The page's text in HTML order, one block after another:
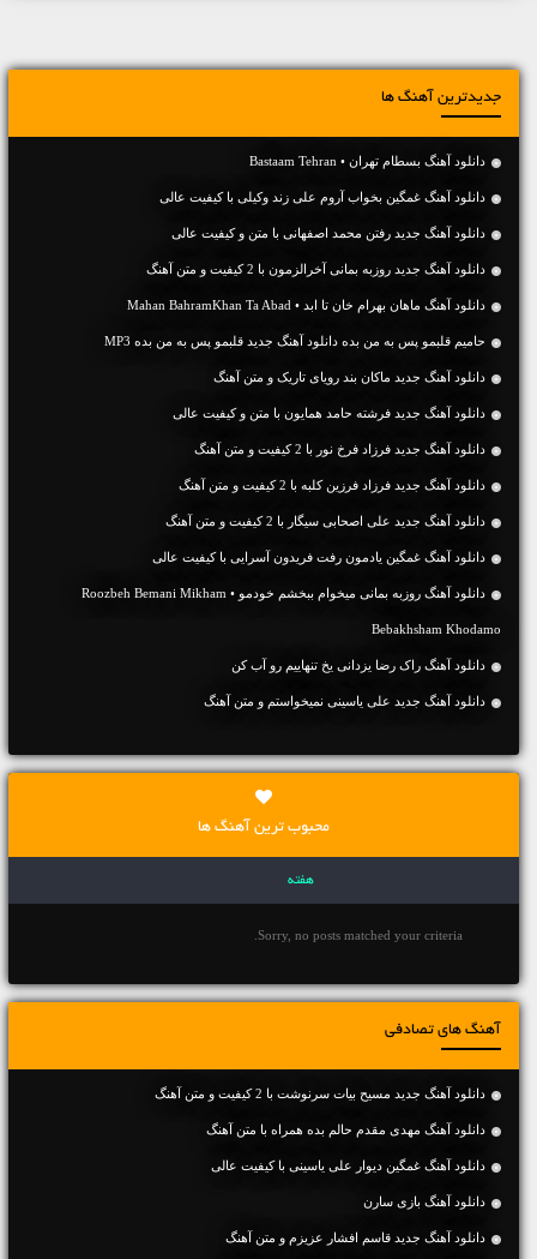
جدیدترین آهنگ ها
دانلود آهنگ بسطام تهران • Bastaam Tehran
دانلود آهنگ غمگین بخواب آروم علی زند وکیلی با کیفیت عالی
دانلود آهنگ جديد رفتن محمد اصفهانی با متن و کیفیت عالی
دانلود آهنگ جديد روزبه بمانی آخرالزمون با 2 کیفیت و متن آهنگ
دانلود آهنگ ماهان بهرام خان تا ابد • Mahan BahramKhan Ta Abad
حامیم قلبمو پس به من بده دانلود آهنگ جدید قلبمو پس به من بده MP3
دانلود آهنگ جديد ماکان بند رویای تاریک و متن آهنگ
دانلود آهنگ جديد فرشته حامد همایون با متن و کیفیت عالی
دانلود آهنگ جديد فرزاد فرخ نور با 2 کیفیت و متن آهنگ
دانلود آهنگ جديد فرزاد فرزین کلبه با 2 کیفیت و متن آهنگ
دانلود آهنگ جديد علی اصحابی سیگار با 2 کیفیت و متن آهنگ
دانلود آهنگ غمگین یادمون رفت فریدون آسرایی با کیفیت عالی
دانلود آهنگ روزبه بمانی میخوام ببخشم خودمو • Roozbeh Bemani Mikham
Bebakhsham Khodamo
دانلود آهنگ راک رضا یزدانی یخ تنهاییم رو آب کن
دانلود آهنگ جديد علی یاسینی نمیخواستم و متن آهنگ
محبوب ترین آهنگ ها
هفته
Sorry, no posts matched your criteria.
آهنگ های تصادفی
دانلود آهنگ جديد مسیح بیات سرنوشت با 2 کیفیت و متن آهنگ
دانلود آهنگ مهدی مقدم حالم بده همراه با متن آهنگ
دانلود آهنگ غمگین دیوار علی یاسینی با کیفیت عالی
دانلود آهنگ بازی سارن
دانلود آهنگ جديد قاسم افشار عزیزم و متن آهنگ